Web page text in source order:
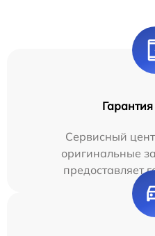
Сервисный
оригинальные
предоставляет